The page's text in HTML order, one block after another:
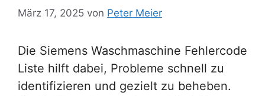
März 17, 2025 von Peter Meier
Die Siemens Waschmaschine Fehlercode
Liste hilft dabei, Probleme schnell zu
identifizieren und gezielt zu beheben.